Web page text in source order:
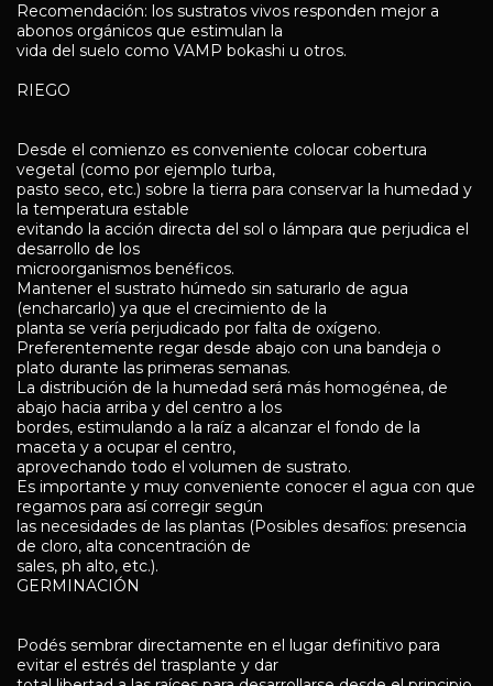
Recomendación: los sustratos vivos responden mejor a
abonos orgánicos que estimulan la
vida del suelo como VAMP bokashi u otros.
RIEGO
Desde el comienzo es conveniente colocar cobertura
vegetal (como por ejemplo turba,
pasto seco, etc.) sobre la tierra para conservar la humedad y
la temperatura estable
evitando la acción directa del sol o lámpara que perjudica el
desarrollo de los
microorganismos benéficos.
Mantener el sustrato húmedo sin saturarlo de agua
(encharcarlo) ya que el crecimiento de la
planta se vería perjudicado por falta de oxígeno.
Preferentemente regar desde abajo con una bandeja o
plato durante las primeras semanas.
La distribución de la humedad será más homogénea, de
abajo hacia arriba y del centro a los
bordes, estimulando a la raíz a alcanzar el fondo de la
maceta y a ocupar el centro,
aprovechando todo el volumen de sustrato.
Es importante y muy conveniente conocer el agua con que
regamos para así corregir según
las necesidades de las plantas (Posibles desafíos: presencia
de cloro, alta concentración de
sales, ph alto, etc.).
GERMINACIÓN
Podés sembrar directamente en el lugar definitivo para
evitar el estrés del trasplante y dar